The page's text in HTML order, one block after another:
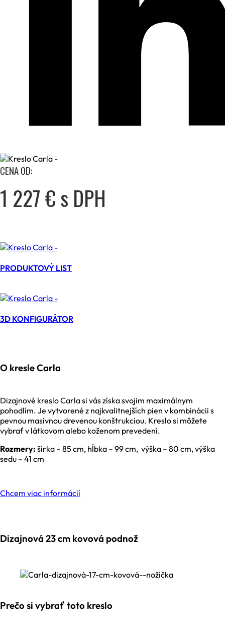
CENA OD:
1 227 € s DPH
PRODUKTOVÝ LIST
3D KONFIGURÁTOR
O kresle Carla
Dizajnové kreslo Carla si vás získa svojim maximálnym
pohodlím. Je vytvorené z najkvalitnejších pien v kombinácii s
pevnou masívnou drevenou konštrukciou. Kreslo si môžete
vybrať v látkovom alebo koženom prevedení.
Rozmery: šírka – 85 cm, hĺbka – 99 cm, výška – 80 cm, výška
sedu – 41 cm
Chcem viac informácií
Dizajnová 23 cm kovová podnož
Prečo si vybrať toto kreslo